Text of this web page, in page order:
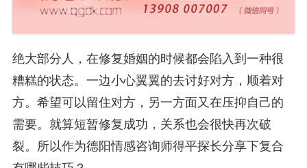
绝大部分人，在修复婚姻的时候都会陷入到一种很
糟糕的状态。一边小心翼翼的去讨好对方，顺着对
方。希望可以留住对方，另一方面又在压抑自己的
需要。就算短暂修复成功，关系也会很快再次破
裂。所以作为德阳情感咨询师得平探长分享下复合